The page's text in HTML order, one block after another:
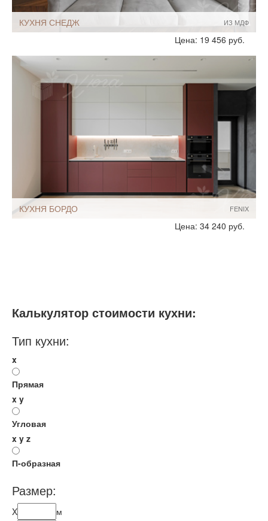
ИЗ МДФ
КУХНЯ СНЕДЖ
Мебель - тип:
Прямая
С островом
Цена: 19 456 руб.
FENIX
КУХНЯ БОРДО
Цена: 34 240 руб.
Калькулятор стоимости кухни:
Тип кухни:
x
Прямая
x y
Угловая
x y z
П-образная
Размер:
X м